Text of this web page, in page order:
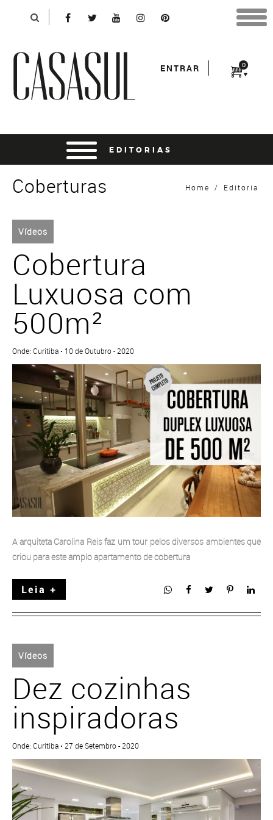
0
ENTRAR
Home / Editoria
Coberturas
Vídeos
Cobertura
Luxuosa com
500m²
Onde: Curitiba • 10 de Outubro - 2020
A arquiteta Carolina Reis faz um tour pelos diversos ambientes que
criou para este amplo apartamento de cobertura
Leia +
Vídeos
Dez cozinhas
inspiradoras
Onde: Curitiba • 27 de Setembro - 2020
*Para finalizar sua compra informe seu e-mail:
*Senha:
entrar usando o facebook